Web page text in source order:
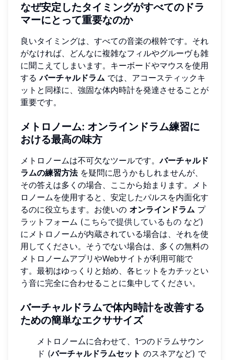
なぜ安定したタイミングがすべてのドラ
マーにとって重要なのか
良いタイミングは、すべての音楽の根幹です。それ
がなければ、どんなに複雑なフィルやグルーヴも雑
に聞こえてしまいます。キーボードやマウスを使用
するバーチャルドラム では、アコースティックキ
ットと同様に、強固な体内時計を発達させることが
重要です。
メトロノーム: オンラインドラム練習に
おける最高の味方
メトロノームは不可欠なツールです。バーチャルド
ラムの練習方法を疑問に思うかもしれませんが、
その答えは多くの場合、ここから始まります。メト
ロノームを使用すると、安定したパルスを内面化す
るのに役立ちます。お使いの オンラインドラム プ
ラットフォーム (こちらで提供しているもの など)
にメトロノームが内蔵されている場合は、それを使
用してください。そうでない場合は、多くの無料の
メトロノームアプリやWebサイトが利用可能で
す。最初はゆっくりと始め、各ヒットをカチッとい
う音に完全に合わせることに集中してください。
バーチャルドラムで体内時計を改善する
ための簡単なエクササイズ
メトロノームに合わせて、1つのドラムサウン
ド (バーチャルドラムセット のスネアなど) で